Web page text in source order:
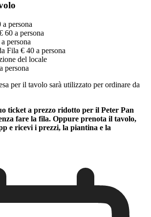
persona
60 a persona
persona
Fila € 40 a persona
del locale
persona
per il tavolo sarà utilizzato per ordinare da
ticket a prezzo ridotto per il Peter Pan
fare la fila. Oppure prenota il tavolo,
e ricevi i prezzi, la piantina e la